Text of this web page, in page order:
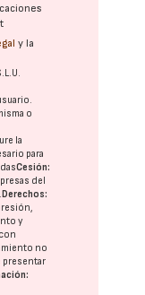
y la
o
la
para
Cesión:
del
Derechos:
y
no
presentar